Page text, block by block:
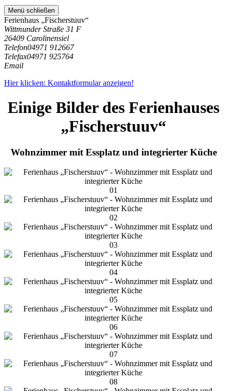
Menü schließen
Ferienhaus „Fischerstuuv“
Wittmunder Straße 31 F
26409 Carolinensiel
Telefon04971 912667
Telefax04971 925764
Email
Hier klicken: Kontaktformular anzeigen!
Einige Bilder des Ferienhauses
„Fischerstuuv“
Wohnzimmer mit Essplatz und integrierter Küche
01
02
03
04
05
06
07
08